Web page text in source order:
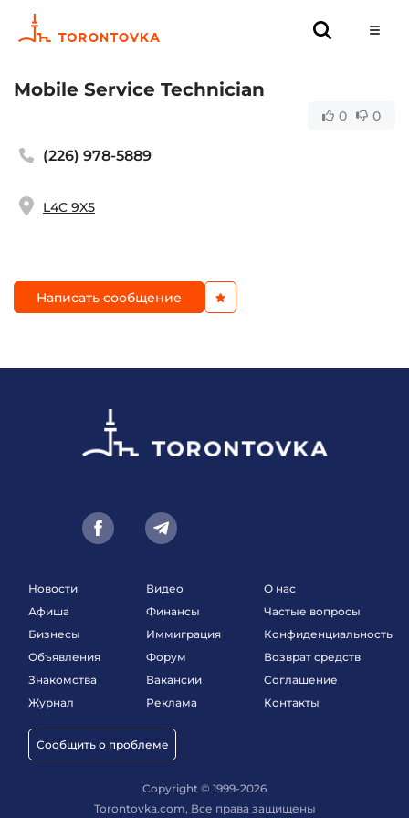
Mobile Service Technician
0 0
(226) 978-5889
L4C 9X5
Написать сообщение
Новости
Афиша
Бизнесы
Объявления
Знакомства
Журнал
Сообщить о проблеме
Видео
Финансы
Иммиграция
Форум
Вакансии
Реклама
О нас
Частые вопросы
Конфиденциальность
Возврат средств
Соглашение
Контакты
Copyright © 1999-2026
Torontovka.com, Все права защищены